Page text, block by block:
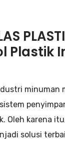
minuman
Oleh karena
solusi